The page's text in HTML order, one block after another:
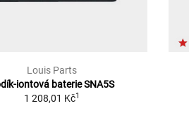
Louis Parts
iontová baterie SNA5S
1 208,01 Kč1